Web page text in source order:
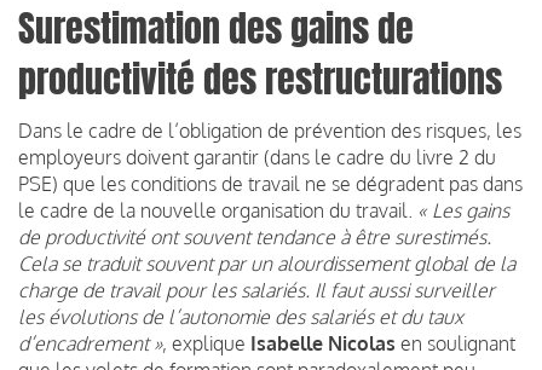
Surestimation des gains de
productivité des restructurations
Dans le cadre de l’obligation de prévention des risques, les
employeurs doivent garantir (dans le cadre du livre 2 du
PSE) que les conditions de travail ne se dégradent pas dans
le cadre de la nouvelle organisation du travail. « Les gains
de productivité ont souvent tendance à être surestimés.
Cela se traduit souvent par un alourdissement global de la
charge de travail pour les salariés. Il faut aussi surveiller
les évolutions de l’autonomie des salariés et du taux
d’encadrement », explique Isabelle Nicolas en soulignant